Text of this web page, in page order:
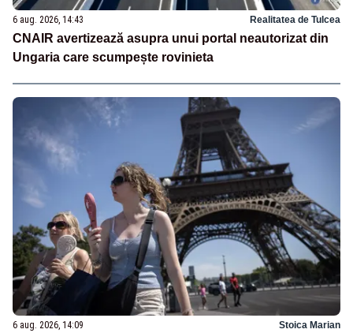
6 aug. 2026, 14:43 Realitatea de Tulcea
CNAIR avertizează asupra unui portal neautorizat din
Ungaria care scumpește rovinieta
6 aug. 2026, 14:09 Stoica Marian